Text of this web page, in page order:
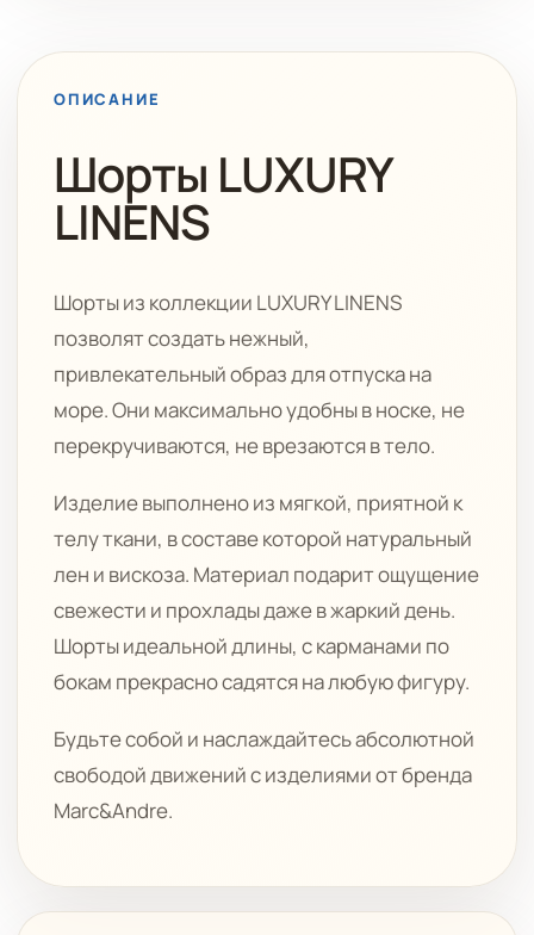
ОПИСАНИЕ
Шорты LUXURY
LINENS
Шорты из коллекции LUXURY LINENS
позволят создать нежный,
привлекательный образ для отпуска на
море. Они максимально удобны в носке, не
перекручиваются, не врезаются в тело.
Изделие выполнено из мягкой, приятной к
телу ткани, в составе которой натуральный
лен и вискоза. Материал подарит ощущение
свежести и прохлады даже в жаркий день.
Шорты идеальной длины, с карманами по
бокам прекрасно садятся на любую фигуру.
Будьте собой и наслаждайтесь абсолютной
свободой движений с изделиями от бренда
Marc&Andre.